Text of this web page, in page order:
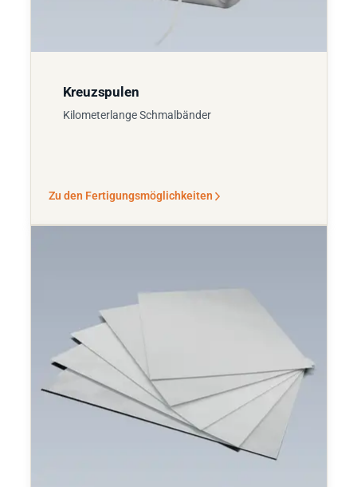
Kreuzspulen
Kilometerlange Schmalbänder
Zu den Fertigungsmöglichkeiten